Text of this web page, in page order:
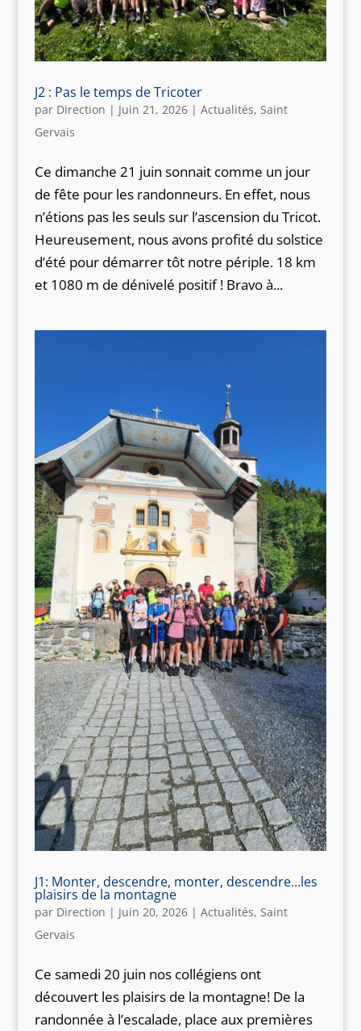
J2 : Pas le temps de Tricoter
par Direction | Juin 21, 2026| Actualités, Saint
Gervais
Ce dimanche 21 juin sonnait comme un jour
de fête pour les randonneurs. En effet, nous
n’étions pas les seuls sur l’ascension du Tricot.
Heureusement, nous avons profité du solstice
d’été pour démarrer tôt notre périple. 18 km
et 1080 m de dénivelé positif ! Bravo à...
J1: Monter, descendre, monter, descendre…les
plaisirs de la montagne
par Direction | Juin 20, 2026| Actualités, Saint
Gervais
Ce samedi 20 juin nos collégiens ont
découvert les plaisirs de la montagne! De la
randonnée à l’escalade, place aux premières